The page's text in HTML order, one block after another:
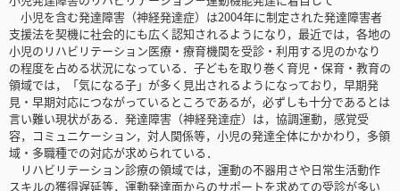
小児を含む発達障害（神経発達症）は2004年に制定された発達障害者
支援法を契機に社会的にも広く認知されるようになり，最近では，各地の
小児のリハビリテーション医療・療育機関を受診・利用する児のかなり
の程度を占める状況になっている．子どもを取り巻く育児・保育・教育の
領域では，「気になる子」が多く見出されるようになっており，早期発
見・早期対応につながっているところであるが，必ずしも十分であるとは
言い難い現状がある．発達障害（神経発達症）は，協調運動，感覚受
容，コミュニケーション，対人関係等，小児の発達全体にかかわり，多領
域・多職種での対応が求められている．
リハビリテーション診療の領域では，運動の不器用さや日常生活動作
スキルの獲得遅延等，運動発達面からのサポートを求めての受診が多い